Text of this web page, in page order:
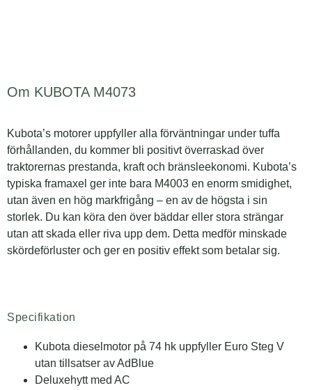
Om KUBOTA M4073
Kubota’s motorer uppfyller alla förväntningar under tuffa
förhållanden, du kommer bli positivt överraskad över
traktorernas prestanda, kraft och bränsleekonomi. Kubota’s
typiska framaxel ger inte bara M4003 en enorm smidighet,
utan även en hög markfrigång – en av de högsta i sin
storlek. Du kan köra den över bäddar eller stora strängar
utan att skada eller riva upp dem. Detta medför minskade
skördeförluster och ger en positiv effekt som betalar sig.
Specifikation
Kubota dieselmotor på 74 hk uppfyller Euro Steg V
utan tillsatser av AdBlue
Deluxehytt med AC